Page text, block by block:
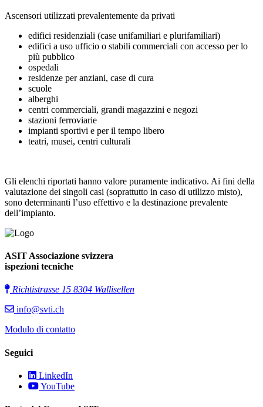
Ascensori utilizzati prevalentemente da privati
edifici residenziali (case unifamiliari e plurifamiliari)
edifici a uso ufficio o stabili commerciali con accesso per lo
più pubblico
ospedali
residenze per anziani, case di cura
scuole
alberghi
centri commerciali, grandi magazzini e negozi
stazioni ferroviarie
impianti sportivi e per il tempo libero
teatri, musei, centri culturali
Gli elenchi riportati hanno valore puramente indicativo. Ai fini della
valutazione dei singoli casi (soprattutto in caso di utilizzo misto),
sono determinanti l’uso effettivo e la destinazione prevalente
dell’impianto.
ASIT Associazione svizzera
ispezioni tecniche
Richtistrasse 15 8304 Wallisellen
info@svti.ch
Modulo di contatto
Seguici
LinkedIn
YouTube